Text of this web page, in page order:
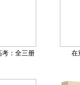
考：全三册 在